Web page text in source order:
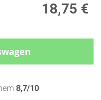
18,75 €
8,7/10